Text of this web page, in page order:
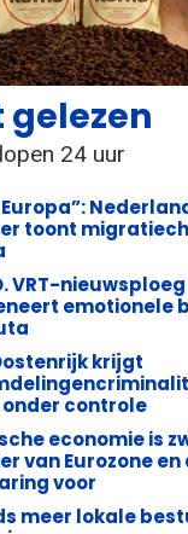
gelezen
24 uur
toont
VRT-nieuwsploeg
emotionele
krijgt
controle
economie is
van Eurozone en
voor
meer lokale